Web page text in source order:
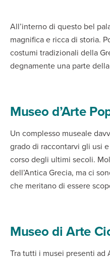
All’interno di questo bel
magnifica e ricca di storia.
costumi tradizionali della
degnamente una parte
Museo d’Arte
Un complesso museale
grado di raccontarvi gli usi
corso degli ultimi secoli.
dell’Antica Grecia, ma ci
che meritano di essere
Museo di Arte
Tra tutti i musei presenti